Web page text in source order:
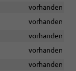
vorhanden
vorhanden
vorhanden
vorhanden
vorhanden